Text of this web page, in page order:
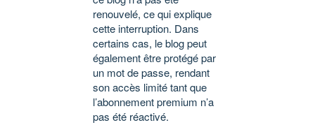
renouvelé, ce qui explique
cette interruption. Dans
certains cas, le blog peut
également être protégé par
un mot de passe, rendant
son accès limité tant que
l’abonnement premium n’a
pas été réactivé.